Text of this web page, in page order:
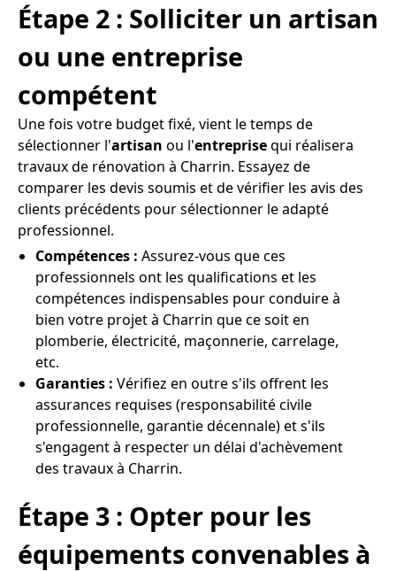
Étape 2 : Solliciter un artisan
ou une entreprise
compétent
Une fois votre budget fixé, vient le temps de
sélectionner l'artisan ou l'entreprisequi réalisera
travaux de rénovation à Charrin. Essayez de
comparer les devis soumis et de vérifier les avis des
clients précédents pour sélectionner le adapté
professionnel.
Compétences : Assurez-vous que ces
professionnels ont les qualifications et les
compétences indispensables pour conduire à
bien votre projet à Charrin que ce soit en
plomberie, électricité, maçonnerie, carrelage,
etc.
Garanties : Vérifiez en outre s'ils offrent les
assurances requises (responsabilité civile
professionnelle, garantie décennale) et s'ils
s'engagent à respecter un délai d'achèvement
des travaux à Charrin.
Étape 3 : Opter pour les
équipements convenables à